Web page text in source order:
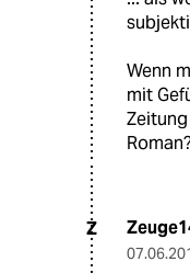
Wenn
mit
Z